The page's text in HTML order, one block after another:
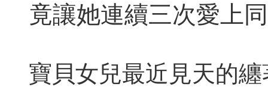
竟讓她連續三次愛上
寶貝女兒最近見天的